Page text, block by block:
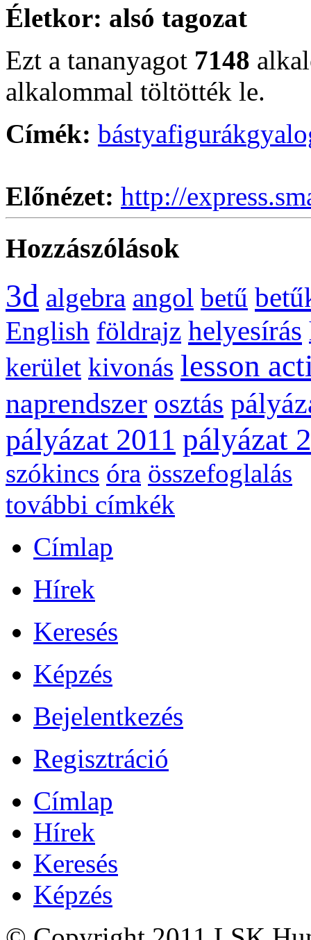
Életkor: alsó tagozat
Ezt a tananyagot 7148
alkalommal töltötték le.
Címék: bástyafigurák
Előnézet: http://
Hozzászólások
3d algebra angol betű
English földrajz helyesírás
kerület kivonás lesson
naprendszer osztás
pályázat 2011 pályázat
szókincs óra összefoglalás
további címkék
Címlap
Hírek
Keresés
Képzés
Bejelentkezés
Regisztráció
Címlap
Hírek
Keresés
Képzés